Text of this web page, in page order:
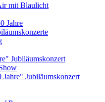
mit Blaulicht
Jahre
Jubiläumskonzert
Jubiläumskonzert